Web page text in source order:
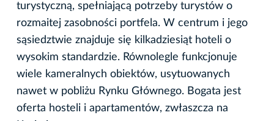
turystyczną, spełniającą potrzeby turystów o
rozmaitej zasobności portfela. W centrum i jego
sąsiedztwie znajduje się kilkadziesiąt hoteli o
wysokim standardzie. Równolegle funkcjonuje
wiele kameralnych obiektów, usytuowanych
nawet w pobliżu Rynku Głównego. Bogata jest
oferta hosteli i apartamentów, zwłaszcza na